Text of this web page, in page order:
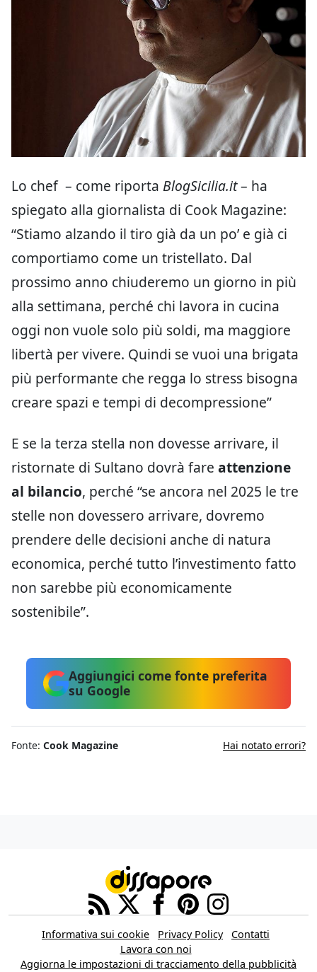
Lo chef – come riporta BlogSicilia.it– ha
spiegato alla giornalista di Cook Magazine:
“Stiamo alzando il tiro già da un po’ e già ci
comportiamo come un tristellato. Dal
prossimo anno chiuderemo un giorno in più
alla settimana, perché chi lavora in cucina
oggi non vuole solo più soldi, ma maggiore
libertà per vivere. Quindi se vuoi una brigata
più performante che regga lo stress bisogna
creare spazi e tempi di decompressione”
E se la terza stella non dovesse arrivare, il
ristornate di Sultano dovrà fare attenzione
al bilancio, perché “se ancora nel 2025 le tre
stelle non dovessero arrivare, dovremo
prendere delle decisioni anche di natura
economica, perché tutto l’investimento fatto
non sarebbe più economicamente
sostenibile”.
Aggiungici come fonte preferita
su Google
Fonte: Cook Magazine Hai notato errori?
Informativa sui cookie Privacy Policy
Contatti
Lavora con noi
Aggiorna le impostazioni di tracciamento della pubblicità